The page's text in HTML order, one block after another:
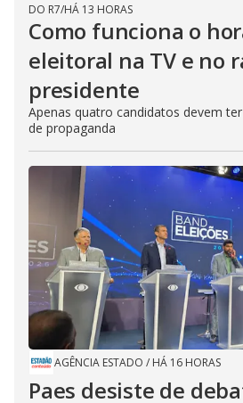
DO R7/HÁ 13 HORAS
Como funciona o
eleitoral na TV e no
presidente
Apenas quatro candidatos devem
de propaganda
AGÊNCIA ESTADO / HÁ 16 HORAS
Paes desiste de